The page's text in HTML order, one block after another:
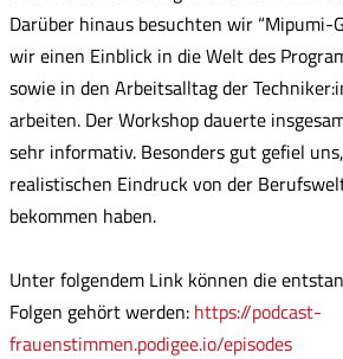
Darüber hinaus besuchten wir “Mipumi-
wir einen Einblick in die Welt des
sowie in den Arbeitsalltag der
arbeiten. Der Workshop dauerte
sehr informativ. Besonders gut gefiel
realistischen Eindruck von der
bekommen haben.
Unter folgendem Link können die
Folgen gehört werden: https://podcast-
frauenstimmen.podigee.io/episodes